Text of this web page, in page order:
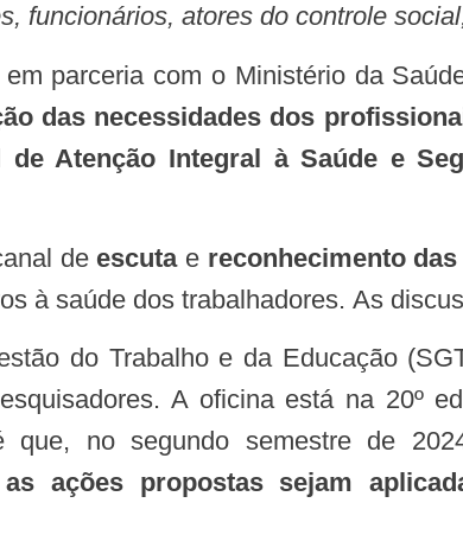
funcionários, atores do controle
em parceria com o Ministério da
das necessidades dos
de Atenção Integral à Saúde e
de escutae reconhecimento
à saúde dos trabalhadores. As
A oficina está na 20º
que, no segundo semestre de
as ações propostas sejam